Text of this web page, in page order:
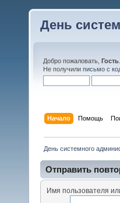
День
Добро пожаловать, Гость
Не получили письмо с
Начало Помощь
День системного
Отправить
Имя пользователя